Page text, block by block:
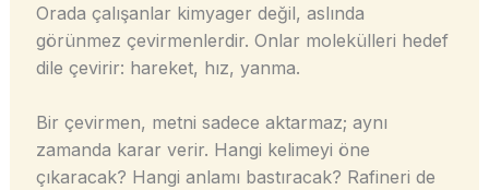
Orada çalışanlar kimyager değil, aslında
görünmez çevirmenlerdir. Onlar molekülleri hedef
dile çevirir: hareket, hız, yanma.
Bir çevirmen, metni sadece aktarmaz; aynı
zamanda karar verir. Hangi kelimeyi öne
çıkaracak? Hangi anlamı bastıracak? Rafineri de